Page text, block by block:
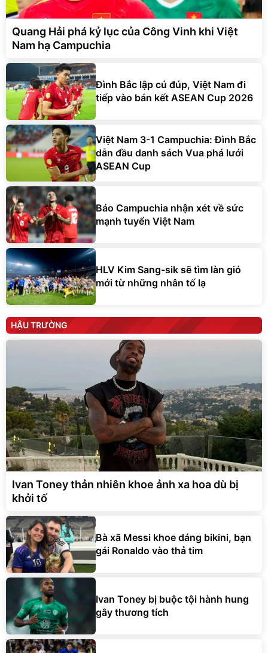
Quang Hải phá kỷ lục của Công Vinh khi Việt
Nam hạ Campuchia
Đình Bắc lập cú đúp, Việt Nam đi
tiếp vào bán kết ASEAN Cup 2026
Việt Nam 3-1 Campuchia: Đình Bắc
dẫn đầu danh sách Vua phá lưới
ASEAN Cup
Báo Campuchia nhận xét về sức
mạnh tuyển Việt Nam
HLV Kim Sang-sik sẽ tìm làn gió
mới từ những nhân tố lạ
HẬU TRƯỜNG
Ivan Toney thản nhiên khoe ảnh xa hoa dù bị
khởi tố
Bà xã Messi khoe dáng bikini, bạn
gái Ronaldo vào thả tim
Ivan Toney bị buộc tội hành hung
gây thương tích